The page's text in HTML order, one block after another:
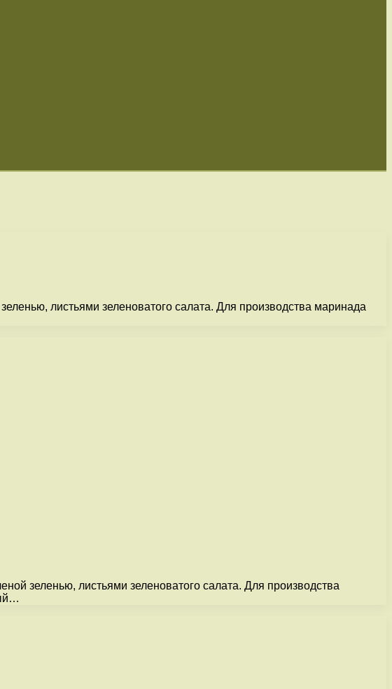
листьями зеленоватого салата. Для производства маринада
зеленью, листьями зеленоватого салата. Для производства